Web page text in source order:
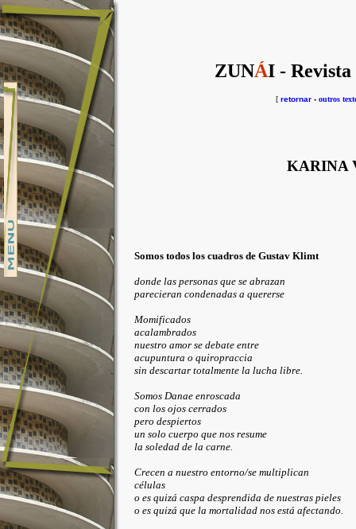
ZUNÁI - Revista
[ retornar- outros
KARINA
Somos todos los cuadros de Gustav Klimt
donde las personas que se abrazan
parecieran condenadas a quererse
Momificados
acalambrados
nuestro amor se debate entre
acupuntura o quiropraccia
sin descartar totalmente la lucha libre.
Somos Danae enroscada
con los ojos cerrados
pero despiertos
un solo cuerpo que nos resume
la soledad de la carne.
Crecen a nuestro entorno/se multiplican
células
o es quizá caspa desprendida de nuestras pieles
o es quizá que la mortalidad nos está afectando.